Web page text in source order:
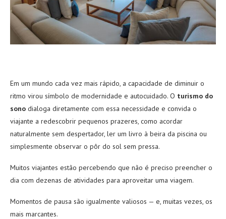
Em um mundo cada vez mais rápido, a capacidade de diminuir o
ritmo virou símbolo de modernidade e autocuidado. O turismo do
sono dialoga diretamente com essa necessidade e convida o
viajante a redescobrir pequenos prazeres, como acordar
naturalmente sem despertador, ler um livro à beira da piscina ou
simplesmente observar o pôr do sol sem pressa.
Muitos viajantes estão percebendo que não é preciso preencher o
dia com dezenas de atividades para aproveitar uma viagem.
Momentos de pausa são igualmente valiosos — e, muitas vezes, os
mais marcantes.